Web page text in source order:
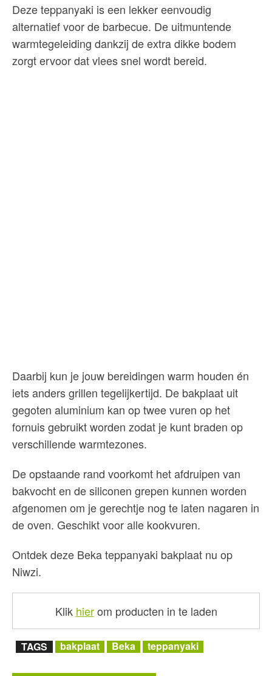
Deze teppanyaki is een lekker eenvoudig
alternatief voor de barbecue. De uitmuntende
warmtegeleiding dankzij de extra dikke bodem
zorgt ervoor dat vlees snel wordt bereid.
Daarbij kun je jouw bereidingen warm houden én
iets anders grillen tegelijkertijd. De bakplaat uit
gegoten aluminium kan op twee vuren op het
fornuis gebruikt worden zodat je kunt braden op
verschillende warmtezones.
De opstaande rand voorkomt het afdruipen van
bakvocht en de siliconen grepen kunnen worden
afgenomen om je gerechtje nog te laten nagaren in
de oven. Geschikt voor alle kookvuren.
Ontdek deze Beka teppanyaki bakplaat nu op
Niwzi.
Klik hierom producten in te laden
TAGS bakplaat Beka teppanyaki